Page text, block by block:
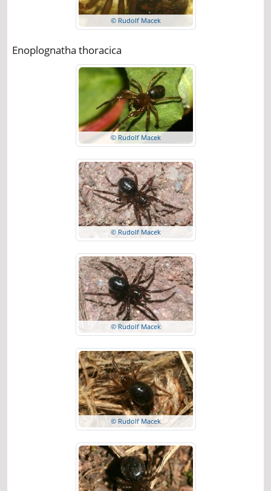
© Rudolf Macek
Enoplognatha thoracica
© Rudolf Macek
© Rudolf Macek
© Rudolf Macek
© Rudolf Macek